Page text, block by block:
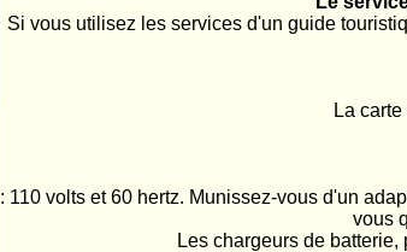
Si vous utilisez les services d'un guide
La
: 110 volts et 60 hertz. Munissez-vous d'un
vous
Les chargeurs de